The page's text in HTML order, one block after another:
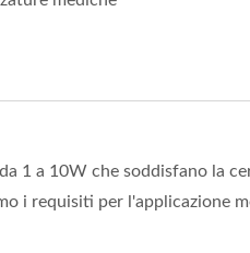
1 a 10W che soddisfano la
i requisiti per l'applicazione